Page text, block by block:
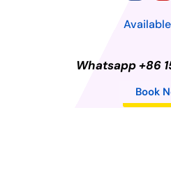
Whatsapp +86
Book